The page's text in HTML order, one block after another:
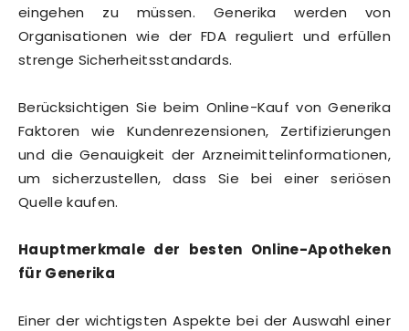
eingehen zu müssen. Generika werden von
Organisationen wie der FDA reguliert und erfüllen
strenge Sicherheitsstandards.
Berücksichtigen Sie beim Online-Kauf von Generika
Faktoren wie Kundenrezensionen, Zertifizierungen
und die Genauigkeit der Arzneimittelinformationen,
um sicherzustellen, dass Sie bei einer seriösen
Quelle kaufen.
Hauptmerkmale der besten Online-Apotheken
für Generika
Einer der wichtigsten Aspekte bei der Auswahl einer